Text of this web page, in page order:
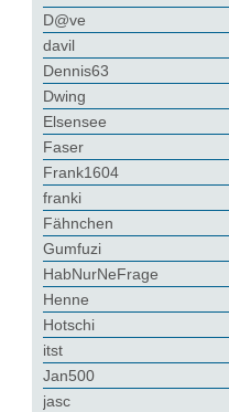
D@ve
davil
Dennis63
Dwing
Elsensee
Faser
Frank1604
franki
Fähnchen
Gumfuzi
HabNurNeFrage
Henne
Hotschi
itst
Jan500
jasc